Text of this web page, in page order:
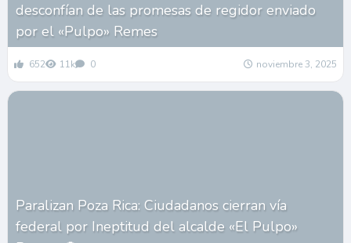
desconfían de las promesas de regidor enviado
por el «Pulpo» Remes
652 11k 0 noviembre 3, 2025
Paralizan Poza Rica: Ciudadanos cierran vía
federal por Ineptitud del alcalde «El Pulpo»